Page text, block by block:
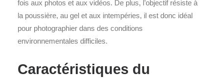
fois aux photos et aux vidéos. De plus, l’objectif résiste à
la poussière, au gel et aux intempéries, il est donc idéal
pour photographier dans des conditions
environnementales difficiles.
Caractéristiques du